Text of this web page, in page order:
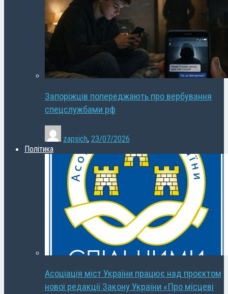
Запоріжців попереджають про вербування
спецслужбами рф
zapsich, 23/07/2026
Політика
Асоціація міст України працює над проєктом
нової редакції Закону України «Про місцеві